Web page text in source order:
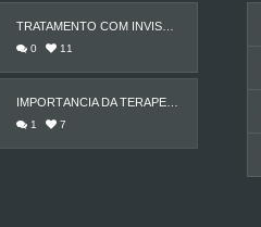
0 11
1 7